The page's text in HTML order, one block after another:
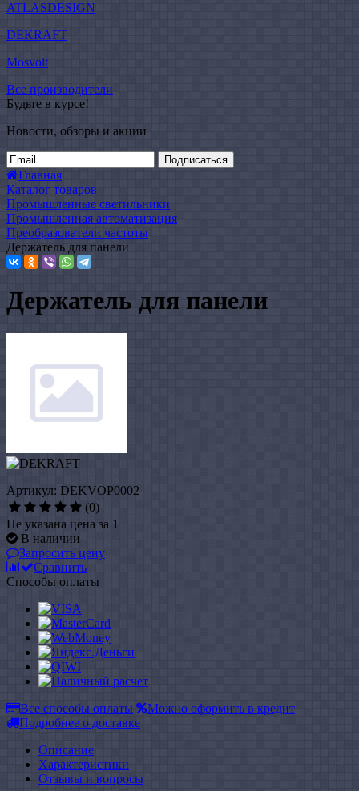
ATLASDESIGN
DEKRAFT
Mosvolt
Все производители
Будьте в курсе!
Новости, обзоры и акции
Подписаться
Главная
Каталог товаров
Промышленные светильники
Промышленная автоматизация
Преобразователи частоты
Держатель для панели
Держатель для панели
Артикул: DEKVOP0002
(0)
Не указана цена за 1
В наличии
Запросить цену
Сравнить
Способы оплаты
Все способы оплаты
Можно оформить в кредит
Подробнее о доставке
Описание
Характеристики
Отзывы и вопросы